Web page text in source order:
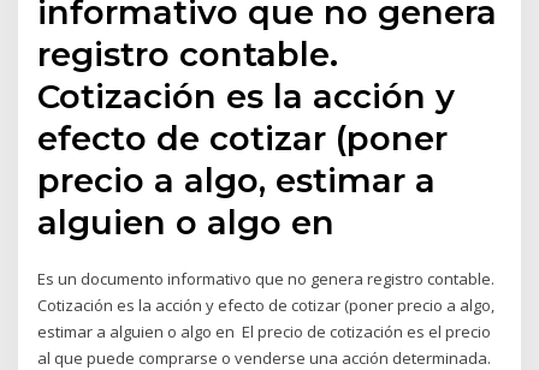
informativo que no genera
registro contable.
Cotización es la acción y
efecto de cotizar (poner
precio a algo, estimar a
alguien o algo en
Es un documento informativo que no genera registro contable.
Cotización es la acción y efecto de cotizar (poner precio a algo,
estimar a alguien o algo en El precio de cotización es el precio
al que puede comprarse o venderse una acción determinada.